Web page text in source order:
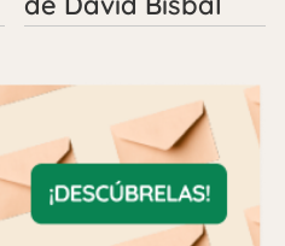
para ‘ETERNOS’:
completa